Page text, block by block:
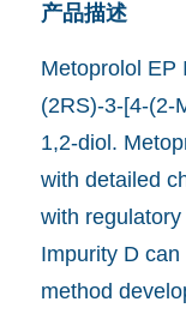
产品描述
Metoprolol EP
(2RS)-3-[4-(2-
1,2-diol.
with detailed
with
Impurity D
method